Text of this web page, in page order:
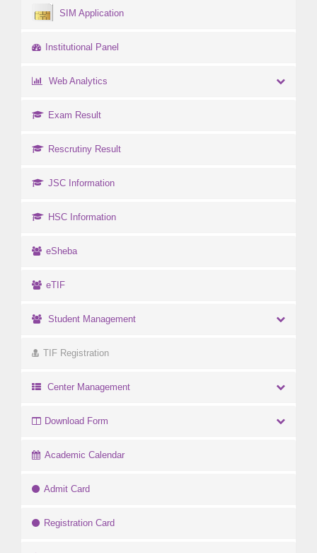
SIM Application
Institutional Panel
Web Analytics
Exam Result
Rescrutiny Result
JSC Information
HSC Information
eSheba
eTIF
Student Management
TIF Registration
Center Management
Download Form
Academic Calendar
Admit Card
Registration Card